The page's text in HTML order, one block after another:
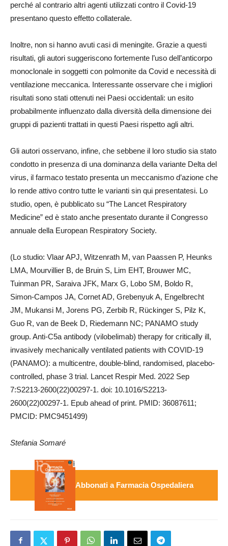
perché al contrario altri agenti utilizzati contro il Covid-19
presentano questo effetto collaterale.
Inoltre, non si hanno avuti casi di meningite. Grazie a questi
risultati, gli autori suggeriscono fortemente l’uso dell’anticorpo
monoclonale in soggetti con polmonite da Covid e necessità di
ventilazione meccanica. Interessante osservare che i migliori
risultati sono stati ottenuti nei Paesi occidentali: un esito
probabilmente influenzato dalla diversità della dimensione dei
gruppi di pazienti trattati in questi Paesi rispetto agli altri.
Gli autori osservano, infine, che sebbene il loro studio sia stato
condotto in presenza di una dominanza della variante Delta del
virus, il farmaco testato presenta un meccanismo d’azione che
lo rende attivo contro tutte le varianti sin qui presentatesi. Lo
studio, open, è pubblicato su “The Lancet Respiratory
Medicine” ed è stato anche presentato durante il Congresso
annuale della European Respiratory Society.
(Lo studio: Vlaar APJ, Witzenrath M, van Paassen P, Heunks
LMA, Mourvillier B, de Bruin S, Lim EHT, Brouwer MC,
Tuinman PR, Saraiva JFK, Marx G, Lobo SM, Boldo R,
Simon-Campos JA, Cornet AD, Grebenyuk A, Engelbrecht
JM, Mukansi M, Jorens PG, Zerbib R, Rückinger S, Pilz K,
Guo R, van de Beek D, Riedemann NC; PANAMO study
group. Anti-C5a antibody (vilobelimab) therapy for critically ill,
invasively mechanically ventilated patients with COVID-19
(PANAMO): a multicentre, double-blind, randomised, placebo-
controlled, phase 3 trial. Lancet Respir Med. 2022 Sep
7:S2213-2600(22)00297-1. doi: 10.1016/S2213-
2600(22)00297-1. Epub ahead of print. PMID: 36087611;
PMCID: PMC9451499)
Stefania Somaré
Abbonati a Farmacia Ospedaliera